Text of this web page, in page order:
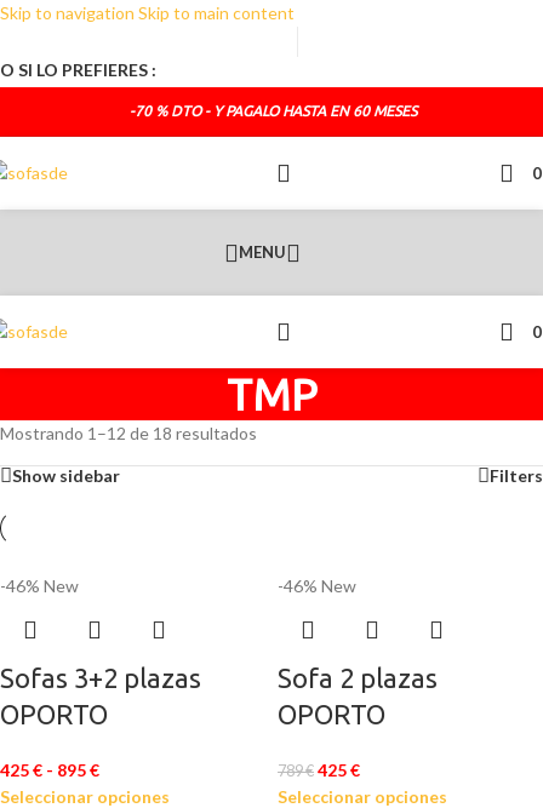
Skip to navigation Skip to main content
TELEFONO DE CONTACTO :
O SI LO PREFIERES :
-70 % DTO - Y PAGALO HASTA EN 60 MESES
MENU
TMP
Mostrando 1–12 de 18 resultados
Show sidebar Filters
-46% New
Sofas 3+2 plazas
OPORTO
425€ - 895€
Seleccionar opciones
-46% New
Sofa 2 plazas
OPORTO
789€ 425€
Seleccionar opciones